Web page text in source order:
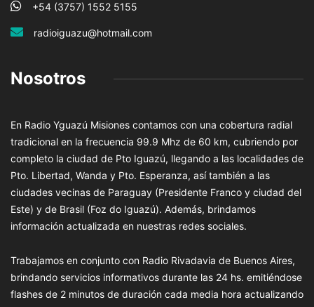
+54 (3757) 1552 5155
radioiguazu@hotmail.com
Nosotros
En Radio Yguazú Misiones contamos con una cobertura radial
tradicional en la frecuencia 99.9 Mhz de 60 km, cubriendo por
completo la ciudad de Pto Iguazú, llegando a las localidades de
Pto. Libertad, Wanda y Pto. Esperanza, así también a las
ciudades vecinas de Paraguay (Presidente Franco y ciudad del
Este) y de Brasil (Foz do Iguazú). Además, brindamos
información actualizada en nuestras redes sociales.
Trabajamos en conjunto con Radio Rivadavia de Buenos Aires,
brindando servicios informativos durante las 24 hs. emitiéndose
flashes de 2 minutos de duración cada media hora actualizando